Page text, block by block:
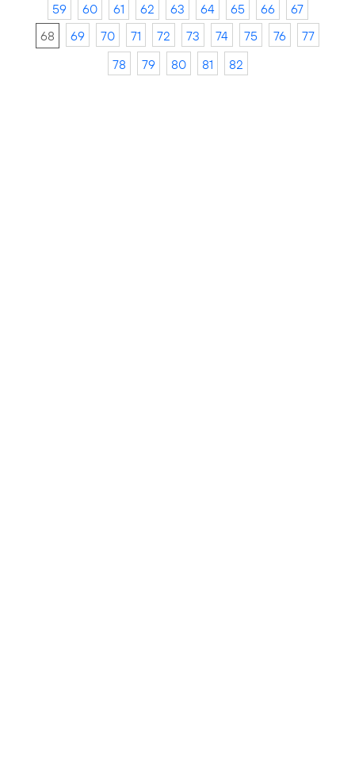
59
60 61 62 63 64 65 66
67
68
69 70 71 72 73 74 75 76
77
78
79 80 81 82